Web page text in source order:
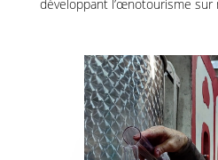
développant l’œnotourisme sur